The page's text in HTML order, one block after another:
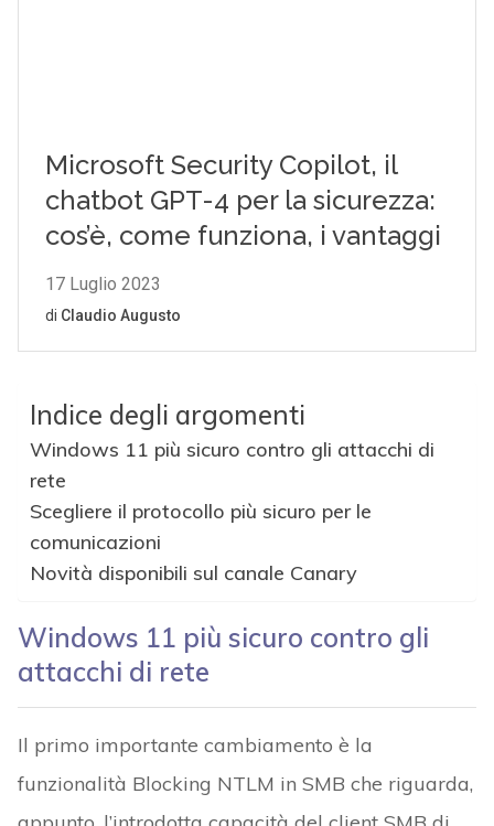
Indice degli argomenti
Windows 11 più sicuro contro gli attacchi di
rete
Scegliere il protocollo più sicuro per le
comunicazioni
Novità disponibili sul canale Canary
Windows 11 più sicuro contro gli
attacchi di rete
Il primo importante cambiamento è la
funzionalità Blocking NTLM in SMB che riguarda,